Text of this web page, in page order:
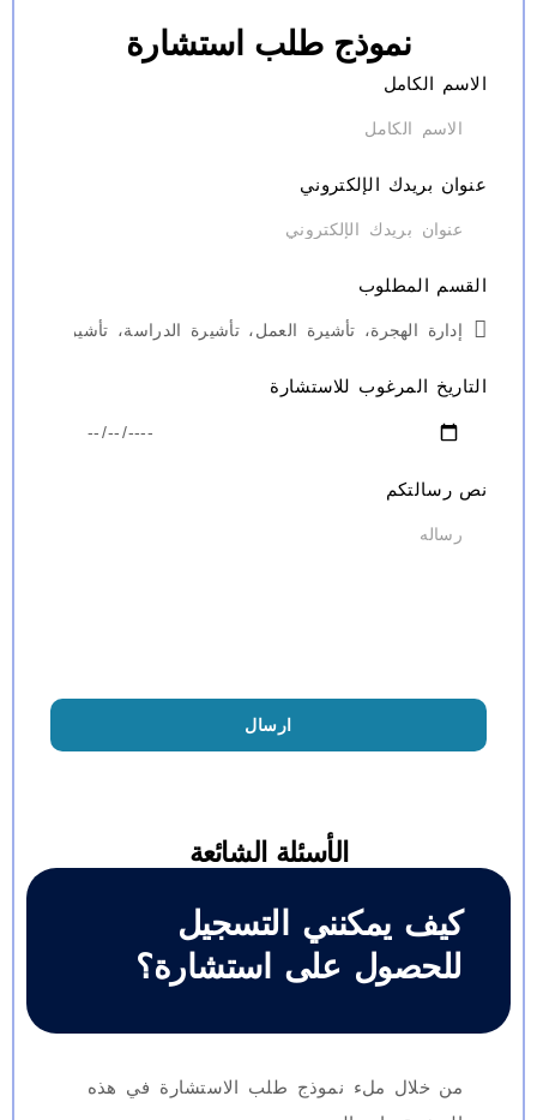
نموذج طلب استشارة
الكامل
بريدك الإلكتروني
المطلوب
المرغوب للاستشارة
رسالتكم
الأسئلة الشائعة
كيف يمكنني التسجيل
للحصول على استشارة؟
من خلال ملء نموذج طلب الاستشارة في هذه